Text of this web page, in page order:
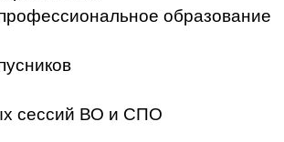
образование
сессий ВО и СПО